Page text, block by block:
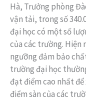
Hà, Trưởng phòng
vận tải, trong số
đại học có một số
của các trường. Hiện
ngưỡng đảm bảo
trường đại học
đạt điểm cao nhất
điểm sàn của các